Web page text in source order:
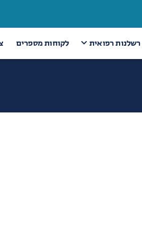
רשלנות רפואית לקוחות מספרים